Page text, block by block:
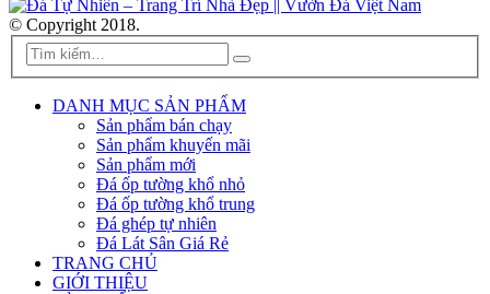
© Copyright 2018.
DANH MỤC SẢN PHẨM
Sản phẩm bán chạy
Sản phẩm khuyến mãi
Sản phẩm mới
Đá ốp tường khổ nhỏ
Đá ốp tường khổ trung
Đá ghép tự nhiên
Đá Lát Sân Giá Rẻ
TRANG CHỦ
GIỚI THIỆU